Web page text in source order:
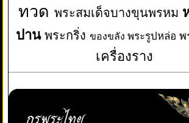
ทวด พระสมเด็จบางขุนพรหม
ปาน พระกริ่ง ของขลัง พระรูปหล่อ พ
เครื่องราง